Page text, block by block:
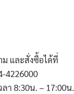
และสั่งซื้อได้ที่
4226000
ลา 8:30น. – 17:00น.